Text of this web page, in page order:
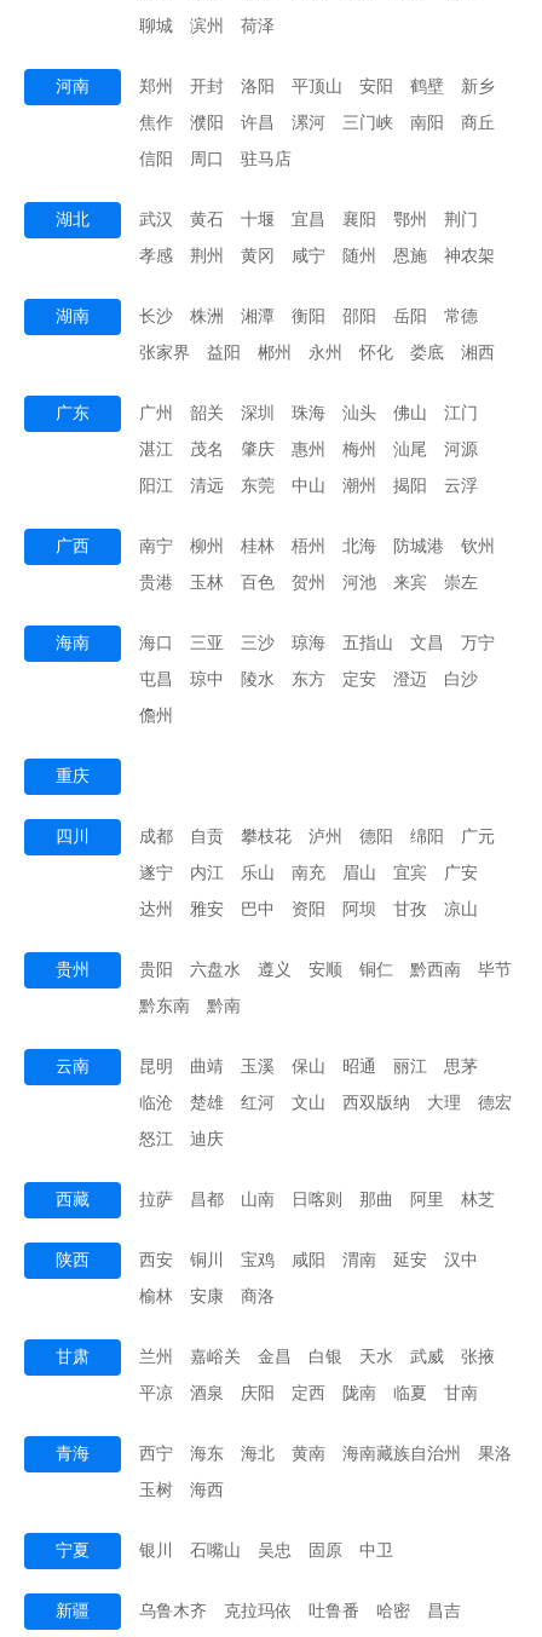
聊城
滨州 荷泽
河南 郑州 开封 洛阳 平顶山 安阳 鹤壁
新乡
焦作
濮阳 许昌 漯河 三门峡 南阳
商丘
信阳
周口 驻马店
湖北 武汉 黄石 十堰 宜昌 襄阳 鄂州
荆门
孝感
荆州 黄冈 咸宁 随州 恩施 神农架
湖南 长沙 株洲 湘潭 衡阳 邵阳 岳阳
常德
张家界
益阳 郴州 永州 怀化 娄底 湘西
广东 广州 韶关 深圳 珠海 汕头 佛山
江门
湛江
茂名 肇庆 惠州 梅州 汕尾
河源
阳江
清远 东莞 中山 潮州 揭阳 云浮
广西 南宁 柳州 桂林 梧州 北海 防城港
钦州
贵港
玉林 百色 贺州 河池 来宾 崇左
海南 海口 三亚 三沙 琼海 五指山 文昌
万宁
屯昌
琼中 陵水 东方 定安 澄迈
白沙
儋州
重庆
四川 成都 自贡 攀枝花 泸州 德阳 绵阳
广元
遂宁
内江 乐山 南充 眉山 宜宾
广安
达州
雅安 巴中 资阳 阿坝 甘孜 凉山
贵州 贵阳 六盘水 遵义 安顺 铜仁 黔西南
毕节
黔东南
黔南
云南 昆明 曲靖 玉溪 保山 昭通 丽江
思茅
临沧
楚雄 红河 文山 西双版纳 大理
德宏
怒江
迪庆
西藏 拉萨 昌都 山南 日喀则 那曲 阿里 林芝
陕西 西安 铜川 宝鸡 咸阳 渭南 延安
汉中
榆林
安康 商洛
甘肃 兰州 嘉峪关 金昌 白银 天水 武威
张掖
平凉
酒泉 庆阳 定西 陇南 临夏 甘南
青海 西宁 海东 海北 黄南 海南藏族自治州
果洛
玉树
海西
宁夏 银川 石嘴山 吴忠 固原 中卫
新疆 乌鲁木齐 克拉玛依 吐鲁番 哈密 昌吉